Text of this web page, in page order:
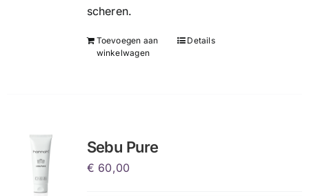
scheren.
Toevoegen aan
winkelwagen
Details
Sebu Pure
€ 60,00